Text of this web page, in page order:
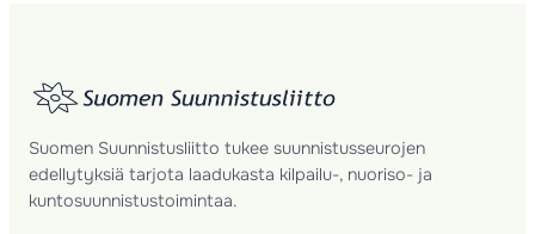
Suomen Suunnistusliitto tukee suunnistusseurojen
edellytyksiä tarjota laadukasta kilpailu-, nuoriso- ja
kuntosuunnistustoimintaa.